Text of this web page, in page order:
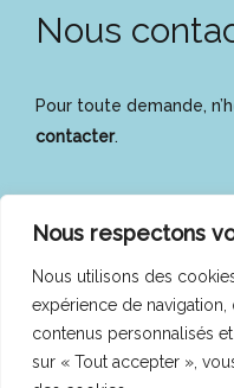
Nous respectons
Nous utilisons des
expérience de
contenus personnalisés
sur « Tout accepter »,
Nous
Pour toute demande,
contacter.
COFEES © 2025 -